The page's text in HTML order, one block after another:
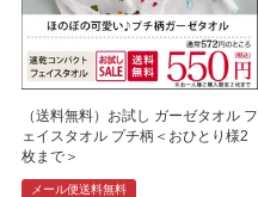
（送料無料）お試し ガーゼタオル フ
ェイスタオル プチ柄＜おひとり様2
枚まで＞
メール便送料無料